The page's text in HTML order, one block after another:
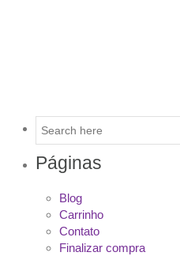
Páginas
Blog
Carrinho
Contato
Finalizar compra